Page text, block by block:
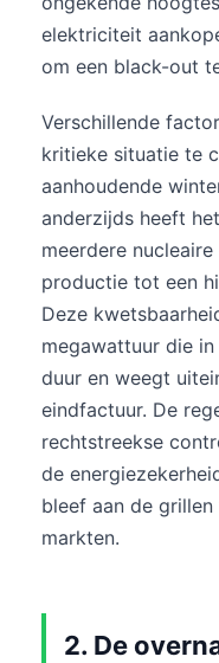
elektriciteit
om een black-out
Verschillende
kritieke situatie te
aanhoudende
anderzijds heeft
meerdere
productie tot een
Deze
megawattuur die
duur en weegt
eindfactuur. De
rechtstreekse
de
bleef aan de
markten.
2. De